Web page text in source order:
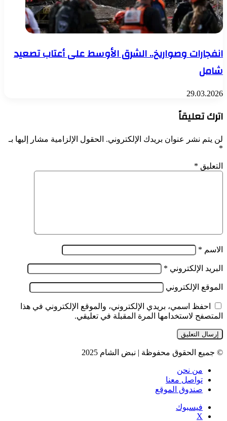
انفجارات وصواريخ.. الشرق الأوسط على أعتاب تصعيد
شامل
29.03.2026
اترك تعليقاً
لن يتم نشر عنوان بريدك الإلكتروني. الحقول الإلزامية مشار إليها بـ
*
التعليق *
الاسم *
البريد الإلكتروني *
الموقع الإلكتروني
احفظ اسمي، بريدي الإلكتروني، والموقع الإلكتروني في هذا
المتصفح لاستخدامها المرة المقبلة في تعليقي.
© جميع الحقوق محفوظة | نبض الشام 2025
من نحن
تواصل معنا
صندوق الموقع
فيسبوك
‫X